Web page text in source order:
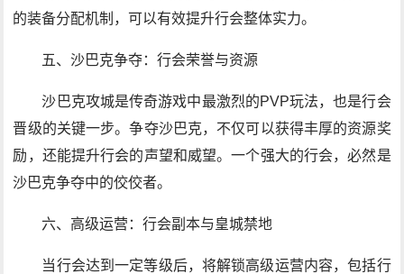
的装备分配机制，可以有效提升行会整体实力。
五、沙巴克争夺：行会荣誉与资源
沙巴克攻城是传奇游戏中最激烈的PVP玩法，也是行会
晋级的关键一步。争夺沙巴克，不仅可以获得丰厚的资源奖
励，还能提升行会的声望和威望。一个强大的行会，必然是
沙巴克争夺中的佼佼者。
六、高级运营：行会副本与皇城禁地
当行会达到一定等级后，将解锁高级运营内容，包括行